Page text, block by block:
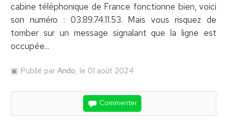
cabine téléphonique de France fonctionne bien, voici
son numéro : 03.89.74.11.53. Mais vous risquez de
tomber sur un message signalant que la ligne est
occupée...
Publié parAndo, le 01 août 2024
Commenter